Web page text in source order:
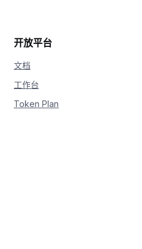
10,
false,
true
开放平台
文档
工作台
Token Plan